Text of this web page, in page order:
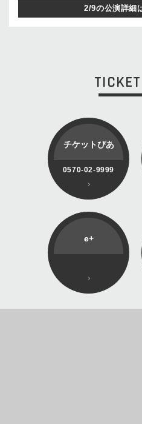
2/9の公演詳細
チケットぴあ
0570-02-9999
e+